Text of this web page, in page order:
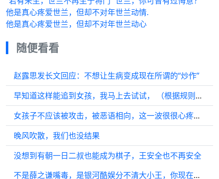
他是真心疼爱世兰，但却不对年世兰动情.
他是真心疼爱世兰，但却不对年世兰动心
随便看看
赵露思发长文回应：不想让生病变成现在所谓的“炒作”
早知道这样能追到女孩，我马上去试试， （根据规则9，去掉了超出的话题）
女孩子不应该被攻击，被恶语相向，这一波很很心疼赵露思了…
晚风吹散，我们也没结果
没想到有朝一日二叔也能成为棋子，王安全也不再安全
不是薛之谦嘴毒，是银河酷娱分不清大小王，你现在听明白了吗？